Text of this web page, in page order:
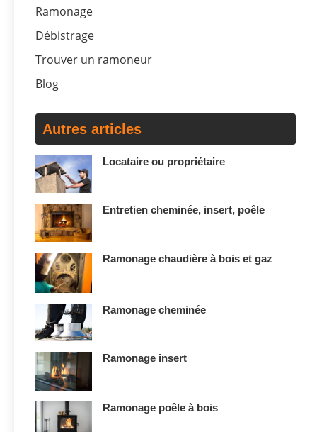
Ramonage
Débistrage
Trouver un ramoneur
Blog
Autres articles
Locataire ou propriétaire
Entretien cheminée, insert, poêle
Ramonage chaudière à bois et gaz
Ramonage cheminée
Ramonage insert
Ramonage poêle à bois